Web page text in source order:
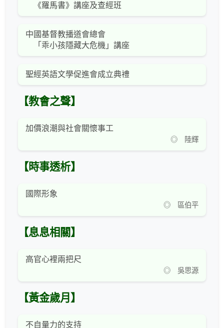
《羅馬書》講座及查經班
中國基督教播道會總會
「乖小孩隱藏大危機」講座
聖經英語文學促進會成立典禮
【教會之聲】
加價浪潮與社會關懷事工
◎ 陸輝
【時事透析】
國際形象
◎ 區伯平
【息息相關】
高官心裡兩把尺
◎ 吳思源
【黃金歲月】
不自量力的支持